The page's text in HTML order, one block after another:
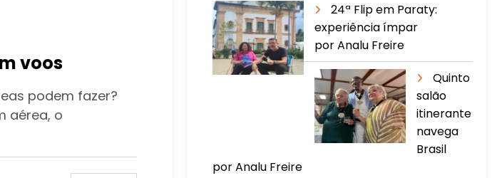
voos
podem fazer?
aérea, o
24ª Flip em Paraty:
experiência ímpar
por Analu Freire
Quinto
salão
itinerante
navega
Brasil
por Analu Freire